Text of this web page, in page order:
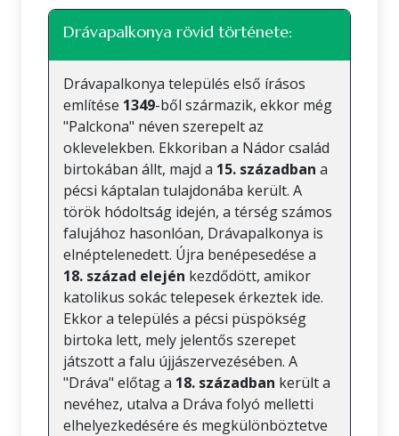
Drávapalkonya rövid története:
Drávapalkonya település első írásos
említése 1349-ből származik, ekkor még
"Palckona" néven szerepelt az
oklevelekben. Ekkoriban a Nádor család
birtokában állt, majd a 15. században a
pécsi káptalan tulajdonába került. A
török hódoltság idején, a térség számos
falujához hasonlóan, Drávapalkonya is
elnéptelenedett. Újra benépesedése a
18. század elején kezdődött, amikor
katolikus sokác telepesek érkeztek ide.
Ekkor a település a pécsi püspökség
birtoka lett, mely jelentős szerepet
játszott a falu újjászervezésében. A
"Dráva" előtag a 18. században került a
nevéhez, utalva a Dráva folyó melletti
elhelyezkedésére és megkülönböztetve